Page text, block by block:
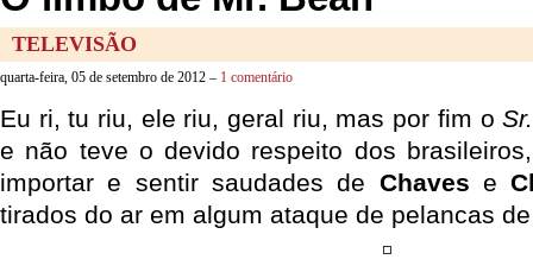
TELEVISÃO
quarta-feira, 05 de setembro de 2012 – 1 comentário
Eu ri, tu riu, ele riu, geral riu, mas por fim o
e não teve o devido respeito dos
importar e sentir saudades de Chaves e
tirados do ar em algum ataque de pelancas